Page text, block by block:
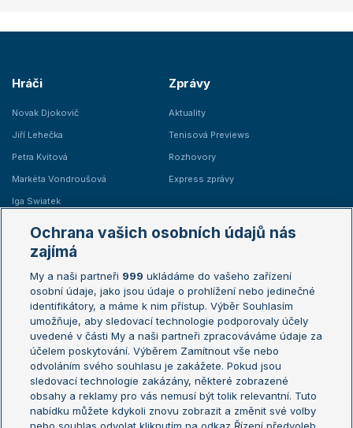
Hráči
Novak Djokovič
Jiří Lehečka
Petra Kvitová
Markéta Vondroušová
Iga Swiatek
Zprávy
Aktuality
Tenisová Previews
Rozhovory
Express zprávy
Žebříčky
Žebříček ATP (muži)
Žebříček WTA (ženy)
Sázkařský žebříček
Australian Open
French Open
Wimbledon
US Open
Turnaj mistrů
Turnaj mistryň
Aktualní trendy
Ochrana vašich osobních údajů nás
zajímá
My a naši partneři 999 ukládáme do vašeho zařízení
osobní údaje, jako jsou údaje o prohlížení nebo jedinečné
identifikátory, a máme k nim přístup. Výběr Souhlasím
umožňuje, aby sledovací technologie podporovaly účely
uvedené v části My a naši partneři zpracováváme údaje za
účelem poskytování. Výběrem Zamítnout vše nebo
odvoláním svého souhlasu je zakážete. Pokud jsou
sledovací technologie zakázány, některé zobrazené
obsahy a reklamy pro vás nemusí být tolik relevantní. Tuto
nabídku můžete kdykoli znovu zobrazit a změnit své volby